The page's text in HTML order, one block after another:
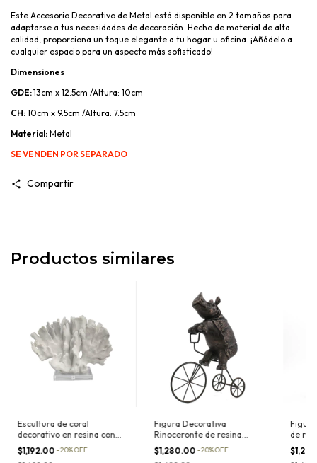
Este Accesorio Decorativo de Metal está disponible en 2 tamaños para
adaptarse a tus necesidades de decoración. Hecho de material de alta
calidad, proporciona un toque elegante a tu hogar u oficina. ¡Añádelo a
cualquier espacio para un aspecto más sofisticado!
Dimensiones
GDE:13cm x 12.5cm /Altura: 10cm
CH: 10cm x 9.5cm /Altura: 7.5cm
Material: Metal
SE VENDEN POR SEPARADO
Compartir
Productos similares
Escultura de coral
decorativo en resina con
base de acrilico II
$1,192.00 -20%OFF
Figura Decorativa
Rinoceronte de resina
montando una bicicleta de
metal
$1,280.00 -20%OFF
de